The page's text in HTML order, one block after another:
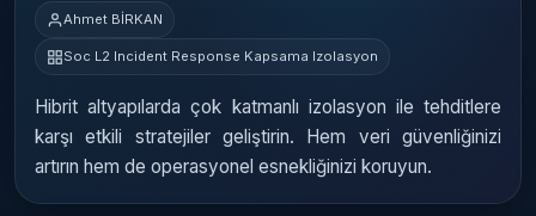
Ahmet BİRKAN
Soc L2 Incident Response Kapsama Izolasyon
Hibrit altyapılarda çok katmanlı izolasyon ile tehditlere
karşı etkili stratejiler geliştirin. Hem veri güvenliğinizi
artırın hem de operasyonel esnekliğinizi koruyun.